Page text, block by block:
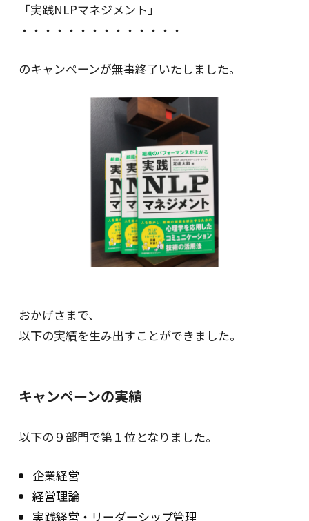
「実践NLPマネジメント」
・・・・・・・・・・・・・・
のキャンペーンが無事終了いたしました｡
おかげさまで、
以下の実績を生み出すことができました｡
キャンペーンの実績
以下の９部門で第１位となりました｡
企業経営
経営理論
実践経営・リーダーシップ管理